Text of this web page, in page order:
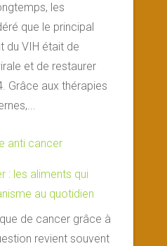
les
que le principal
du VIH était de
et de restaurer
Grâce aux thérapies
: les aliments qui
au quotidien
de cancer grâce à
revient souvent